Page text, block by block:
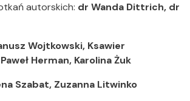
autorskich: dr Wanda Dittrich, dr
Wojtkowski, Ksawier
Herman, Karolina Żuk
Szabat, Zuzanna Litwinko